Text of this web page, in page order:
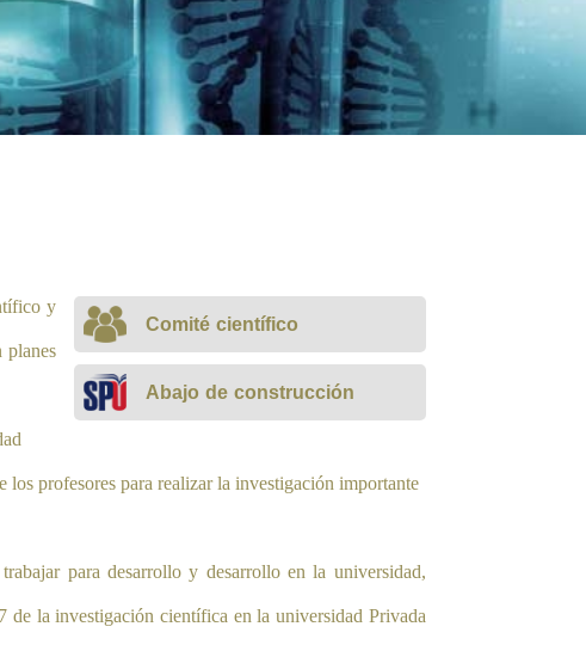
Comité científico
Abajo de construcción
y
planes
profesores para realizar la investigación importante
para desarrollo y desarrollo en la universidad,
de la investigación científica en la universidad Privada